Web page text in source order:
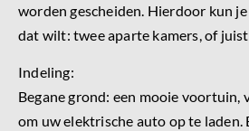
worden gescheiden. Hierdoor kun
dat wilt: twee aparte kamers, of
Indeling:
Begane grond: een mooie voortuin,
om uw elektrische auto op te